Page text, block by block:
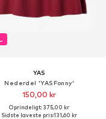
YAS
Nederdel 'YASFonny'
150,00 kr
Oprindeligt: 375,00 kr
Sidste laveste pris:131,60 kr